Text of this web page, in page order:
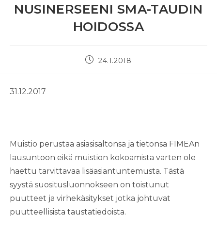
NUSINERSEENI SMA-TAUDIN
HOIDOSSA
Artikkeli
24.1.2018
31.12.2017
Muistio perustaa asiasisältönsä ja tietonsa FIMEAn
lausuntoon eikä muistion kokoamista varten ole
haettu tarvittavaa lisäasiantuntemusta. Tästä
syystä suositusluonnokseen on toistunut
puutteet ja virhekäsitykset jotka johtuvat
puutteellisista taustatiedoista.